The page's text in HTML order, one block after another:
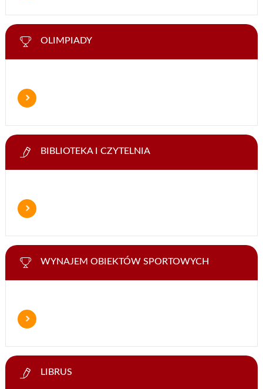
OLIMPIADY
BIBLIOTEKA I CZYTELNIA
WYNAJEM OBIEKTÓW SPORTOWYCH
LIBRUS